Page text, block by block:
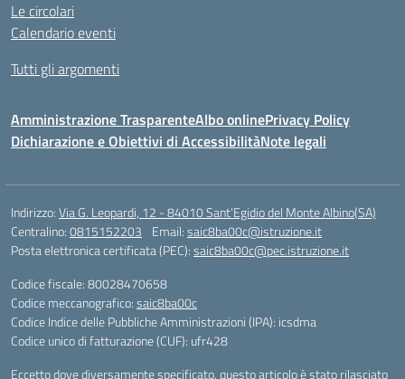
Le circolari
Calendario eventi
Tutti gli argomenti
Amministrazione TrasparenteAlbo onlinePrivacy Policy
Dichiarazione e Obiettivi di AccessibilitàNote legali
Indirizzo:Via G. Leopardi, 12 - 84010 Sant’Egidio del Monte Albino(SA)
Centralino:0815152203 Email:saic8ba00c@istruzione.it
Posta elettronica certificata (PEC):saic8ba00c@pec.istruzione.it
Codice fiscale: 80028470658
Codice meccanografico:saic8ba00c
Codice Indice delle Pubbliche Amministrazioni (IPA): icsdma
Codice unico di fatturazione (CUF): ufr428
Eccetto dove diversamente specificato, questo articolo è stato rilasciato